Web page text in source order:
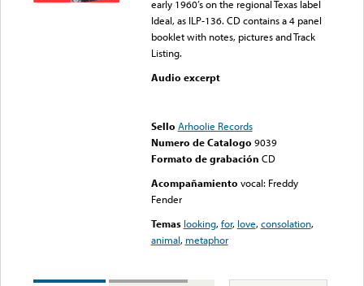
early 1960’s on the regional Texas label
Ideal, as ILP-136. CD contains a 4 panel
booklet with notes, pictures and Track
Listing.
Audio excerpt
Sello Arhoolie Records
Numero de Catalogo 9039
Formato de grabación CD
Acompañamiento vocal: Freddy
Fender
Temas looking,for, love,consolation,
animal, metaphor